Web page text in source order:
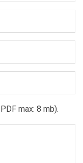
max: 8 mb).